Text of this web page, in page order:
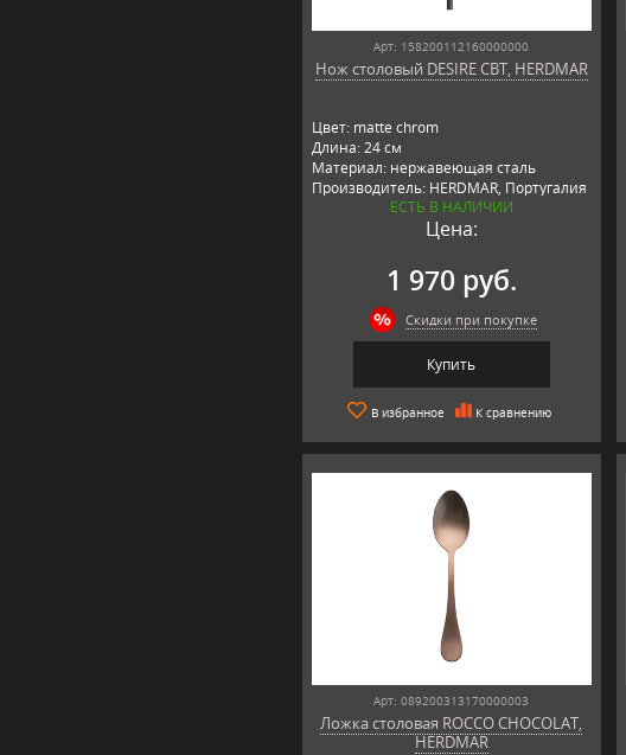
Арт: 158200112160000000
Нож столовый DESIRE CBT, HERDMAR
Цвет: matte chrom
Длина: 24 см
Материал: нержавеющая сталь
Производитель: HERDMAR, Португалия
ЕСТЬ В НАЛИЧИИ
Цена:
1 970 руб.
Скидки при покупке
Купить
В избранное К сравнению
Арт: 089200313170000003
Ложка столовая ROCCO CHOCOLAT,
HERDMAR